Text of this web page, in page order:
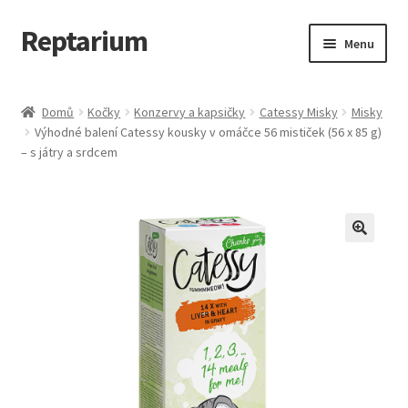
Přeskočit
na
Přejít
k
webu
Reptarium Menu
Košík
Domů Kočky Konzervy a kapsičky Catessy Misky
Misky
Výhodné balení Catessy kousky v omáčce 56 mističek (56 x 85 g)
– s játry a srdcem